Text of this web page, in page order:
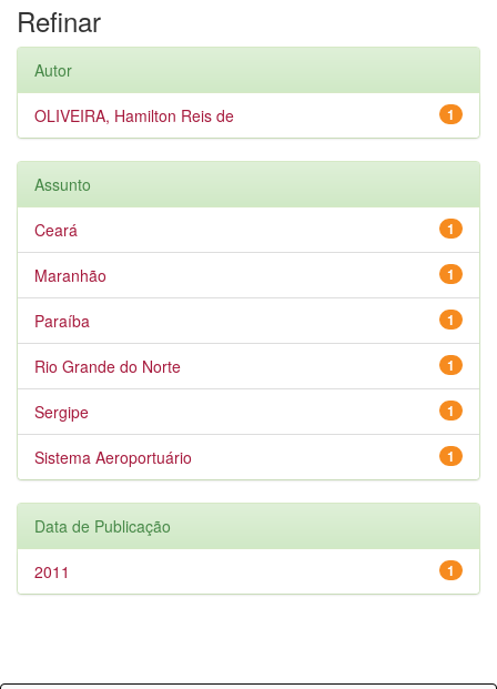
Refinar
Autor
1
OLIVEIRA, Hamilton Reis de
Assunto
1
Ceará
1
Maranhão
1
Paraíba
1
Rio Grande do Norte
1
Sergipe
1
Sistema Aeroportuário
Data de Publicação
1
2011